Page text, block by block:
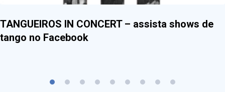
TANGUEIROS IN CONCERT – assista shows de
tango no Facebook